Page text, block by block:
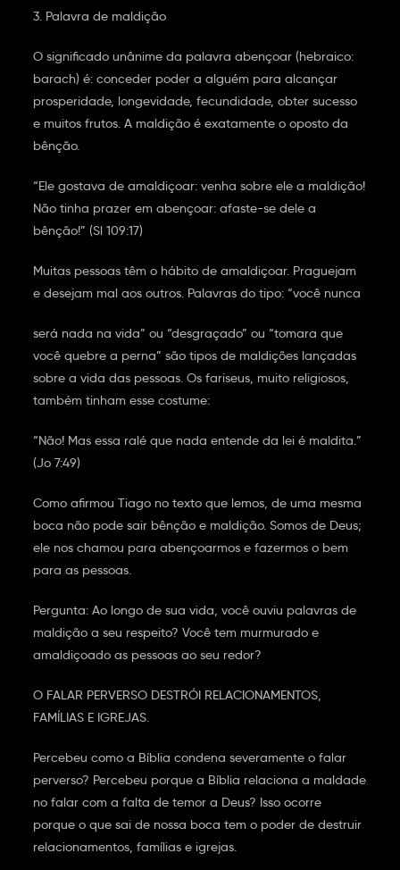
3. Palavra de maldição
O significado unânime da palavra abençoar (hebraico:
barach) é: conceder poder a alguém para alcançar
prosperidade, longevidade, fecundidade, obter sucesso
e muitos frutos. A maldição é exatamente o oposto da
bênção.
“Ele gostava de amaldiçoar: venha sobre ele a maldição!
Não tinha prazer em abençoar: afaste-se dele a
bênção!” (Sl 109:17)
Muitas pessoas têm o hábito de amaldiçoar. Praguejam
e desejam mal aos outros. Palavras do tipo: “você nunca
será nada na vida” ou “desgraçado” ou “tomara que
você quebre a perna” são tipos de maldições lançadas
sobre a vida das pessoas. Os fariseus, muito religiosos,
também tinham esse costume:
“Não! Mas essa ralé que nada entende da lei é maldita.”
(Jo 7:49)
Como afirmou Tiago no texto que lemos, de uma mesma
boca não pode sair bênção e maldição. Somos de Deus;
ele nos chamou para abençoarmos e fazermos o bem
para as pessoas.
Pergunta: Ao longo de sua vida, você ouviu palavras de
maldição a seu respeito? Você tem murmurado e
amaldiçoado as pessoas ao seu redor?
O FALAR PERVERSO DESTRÓI RELACIONAMENTOS,
FAMÍLIAS E IGREJAS.
Percebeu como a Bíblia condena severamente o falar
perverso? Percebeu porque a Bíblia relaciona a maldade
no falar com a falta de temor a Deus? Isso ocorre
porque o que sai de nossa boca tem o poder de destruir
relacionamentos, famílias e igrejas.